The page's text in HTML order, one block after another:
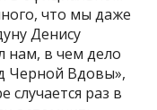
что мы даже
Денису
нам, в чем дело
Черной Вдовы»,
случается раз в